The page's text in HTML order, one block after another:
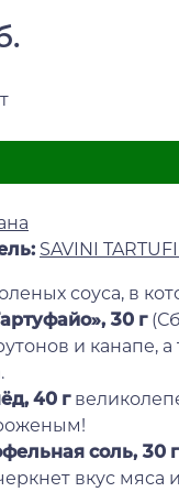
SAVINI TARTUFI
соуса, в
30 г
и канапе,
40 г
соль, 30 г
вкус мяса